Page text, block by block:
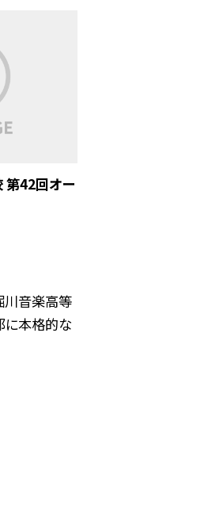
第42回オー
川音楽高等
に本格的な